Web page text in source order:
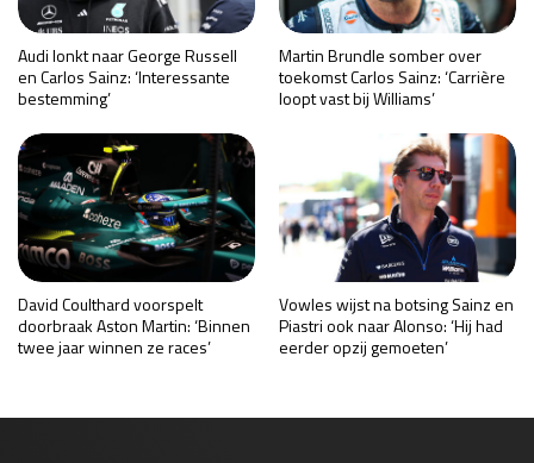
Audi lonkt naar George Russell
en Carlos Sainz: ‘Interessante
bestemming’
Martin Brundle somber over
toekomst Carlos Sainz: ‘Carrière
loopt vast bij Williams’
David Coulthard voorspelt
doorbraak Aston Martin: ‘Binnen
twee jaar winnen ze races’
Vowles wijst na botsing Sainz en
Piastri ook naar Alonso: ‘Hij had
eerder opzij gemoeten’